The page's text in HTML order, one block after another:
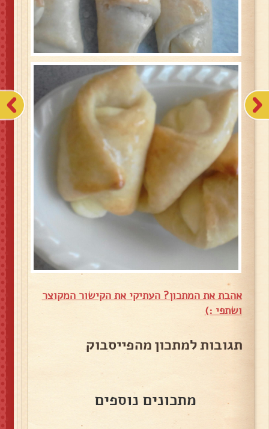
אהבת את המתכון? העתיקי את הקישור המקוצר
ושתפי :)
תגובות למתכון מהפייסבוק
מתכונים נוספים